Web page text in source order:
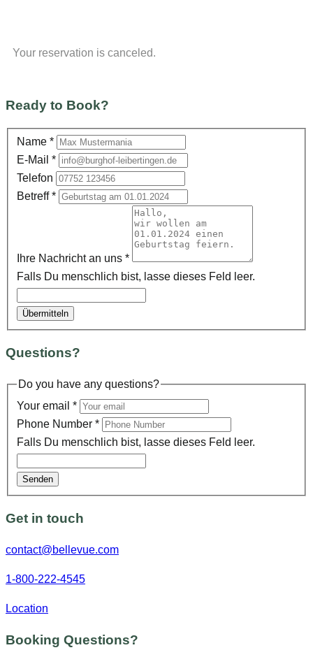
Your reservation is canceled.
Ready to Book?
Name *
E-Mail *
Telefon
Betreff*
Ihre Nachricht an uns *
Falls Du menschlich bist, lasse dieses Feld leer.
Questions?
Do you have any questions?
Your email *
Phone Number *
Falls Du menschlich bist, lasse dieses Feld leer.
Senden
Get in touch
contact@bellevue.com
1-800-222-4545
Location
Booking Questions?